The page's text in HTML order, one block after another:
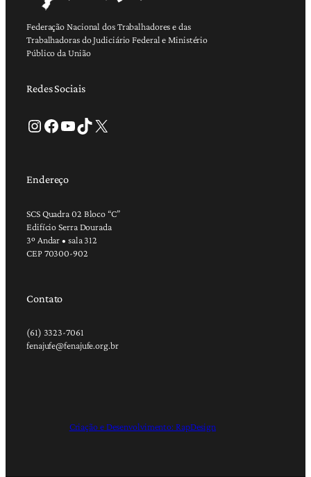
Federação Nacional dos Trabalhadores e das
Trabalhadoras do Judiciário Federal e Ministério
Público da União
Redes Sociais
Instagram Facebook Youtube TikTok X
Endereço
SCS Quadra 02 Bloco “C”
Edifício Serra Dourada
3º Andar • sala 312
CEP 70300-902
Contato
(61) 3323-7061
fenajufe@fenajufe.org.br
Criação e Desenvolvimento: RapDesign